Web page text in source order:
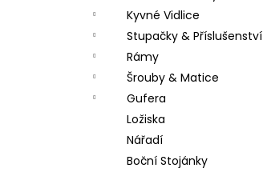
Kyvné Vidlice
Stupačky & Příslušenství
Rámy
Šrouby & Matice
Gufera
Ložiska
Nářadí
Boční Stojánky